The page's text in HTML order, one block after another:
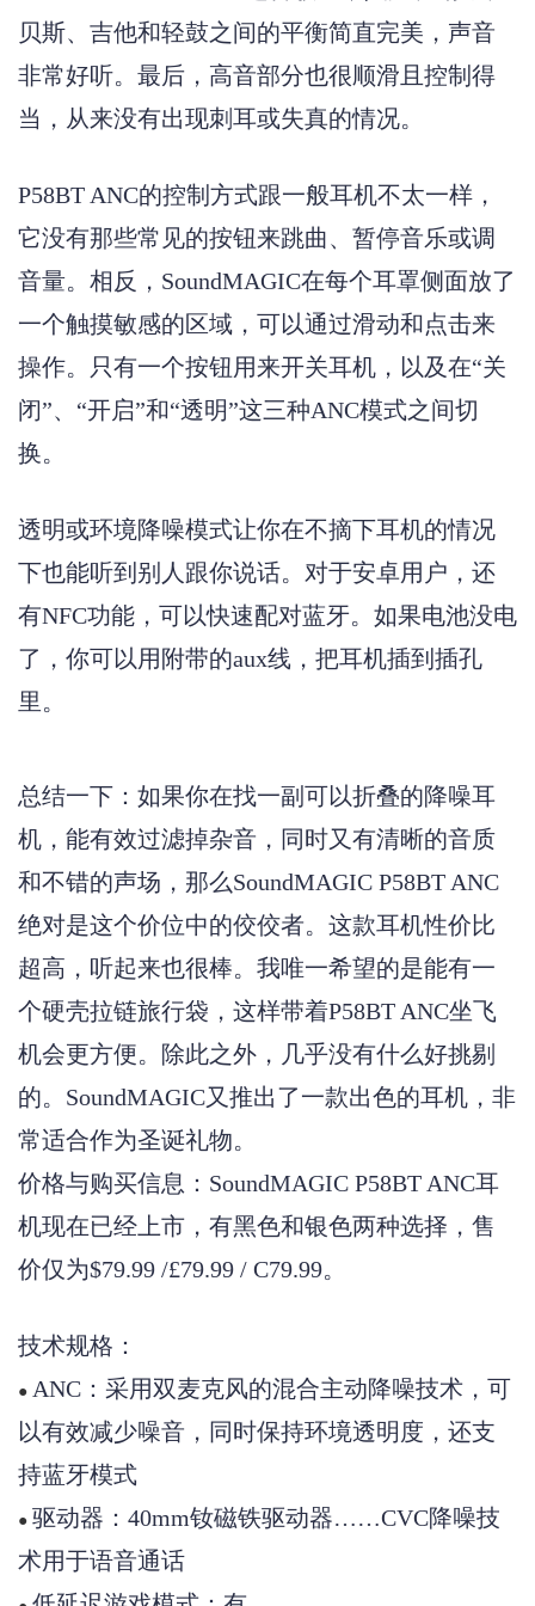
贝斯、吉他和轻鼓之间的平衡简直完美，声音
非常好听。最后，高音部分也很顺滑且控制得
当，从来没有出现刺耳或失真的情况。
P58BT ANC的控制方式跟一般耳机不太一样，
它没有那些常见的按钮来跳曲、暂停音乐或调
音量。相反，SoundMAGIC在每个耳罩侧面放了
一个触摸敏感的区域，可以通过滑动和点击来
操作。只有一个按钮用来开关耳机，以及在“关
闭”、“开启”和“透明”这三种ANC模式之间切
换。
透明或环境降噪模式让你在不摘下耳机的情况
下也能听到别人跟你说话。对于安卓用户，还
有NFC功能，可以快速配对蓝牙。如果电池没电
了，你可以用附带的aux线，把耳机插到插孔
里。
总结一下：如果你在找一副可以折叠的降噪耳
机，能有效过滤掉杂音，同时又有清晰的音质
和不错的声场，那么SoundMAGIC P58BT ANC
绝对是这个价位中的佼佼者。这款耳机性价比
超高，听起来也很棒。我唯一希望的是能有一
个硬壳拉链旅行袋，这样带着P58BT ANC坐飞
机会更方便。除此之外，几乎没有什么好挑剔
的。SoundMAGIC又推出了一款出色的耳机，非
常适合作为圣诞礼物。
价格与购买信息： SoundMAGIC P58BT ANC耳
机现在已经上市，有黑色和银色两种选择，售
价仅为$79.99 /£79.99 / C79.99。
技术规格：
● ANC：采用双麦克风的混合主动降噪技术，可
以有效减少噪音，同时保持环境透明度，还支
持蓝牙模式
● 驱动器： 40mm钕磁铁驱动器……CVC降噪技
术用于语音通话